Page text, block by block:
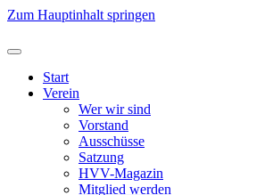
Zum Hauptinhalt springen
Start
Verein
Wer wir sind
Vorstand
Ausschüsse
Satzung
HVV-Magazin
Mitglied werden